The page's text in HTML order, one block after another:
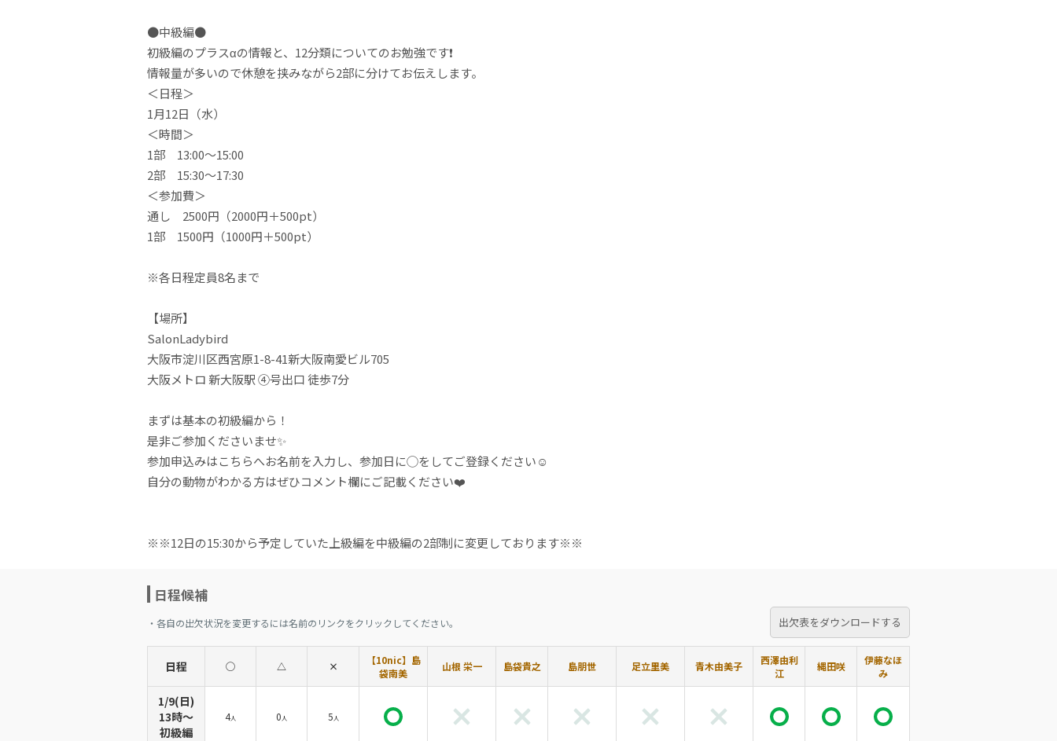
●中級編●
初級編のプラスαの情報と、12分類についてのお勉強です❗️
情報量が多いので休憩を挟みながら2部に分けてお伝えします。
＜日程＞
1月12日（水）
＜時間＞
1部 13:00〜15:00
2部 15:30〜17:30
＜参加費＞
通し 2500円（2000円＋500pt）
1部 1500円（1000円＋500pt）
※各日程定員8名まで
【場所】
SalonLadybird
大阪市淀川区西宮原1-8-41新大阪南愛ビル705
大阪メトロ 新大阪駅 ④号出口 徒歩7分
まずは基本の初級編から！
是非ご参加くださいませ✨
参加申込みはこちらへお名前を入力し、参加日に◯をしてご登録ください☺️
自分の動物がわかる方はぜひコメント欄にご記載ください❤️
※※12日の15:30から予定していた上級編を中級編の2部制に変更しております※※
日程候補
・各自の出欠状況を変更するには名前のリンクをクリックしてください。 出欠表をダウンロードする
日程 ◯ △ ×
【10nic】島
袋南美
山根 栄一 島袋貴之 島朋世 足立里美 青木由美子
西澤由利
江
縄田咲
伊藤なほ
み
1/9(日)
13時〜
初級編
4人 0人 5人